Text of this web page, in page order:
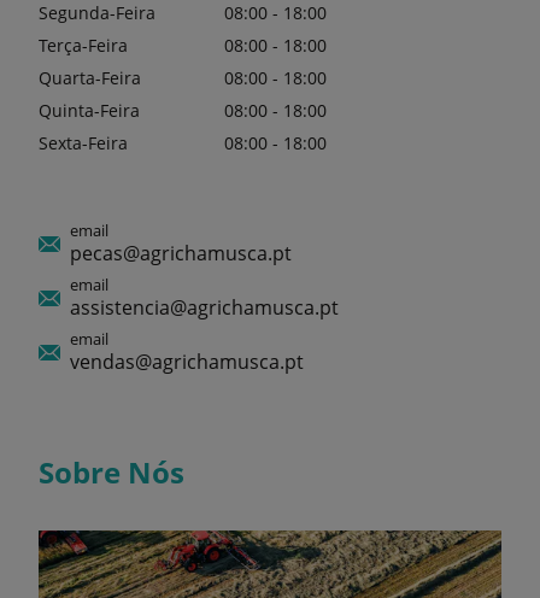
Segunda-Feira
08:00 - 18:00
Terça-Feira
08:00 - 18:00
Quarta-Feira
08:00 - 18:00
Quinta-Feira
08:00 - 18:00
Sexta-Feira
08:00 - 18:00
email
pecas@agrichamusca.pt
email
assistencia@agrichamusca.pt
email
vendas@agrichamusca.pt
Sobre Nós